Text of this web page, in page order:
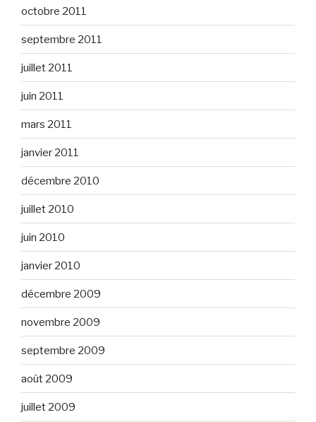
octobre 2011
septembre 2011
juillet 2011
juin 2011
mars 2011
janvier 2011
décembre 2010
juillet 2010
juin 2010
janvier 2010
décembre 2009
novembre 2009
septembre 2009
août 2009
juillet 2009